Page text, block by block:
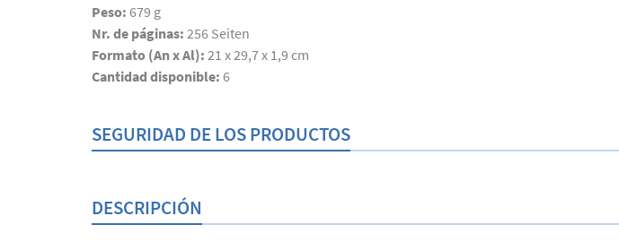
Peso: 679 g
Nr. de páginas: 256 Seiten
Formato (An x Al): 21 x 29,7 x 1,9 cm
Cantidad disponible: 6
SEGURIDAD DE LOS PRODUCTOS
DESCRIPCIÓN